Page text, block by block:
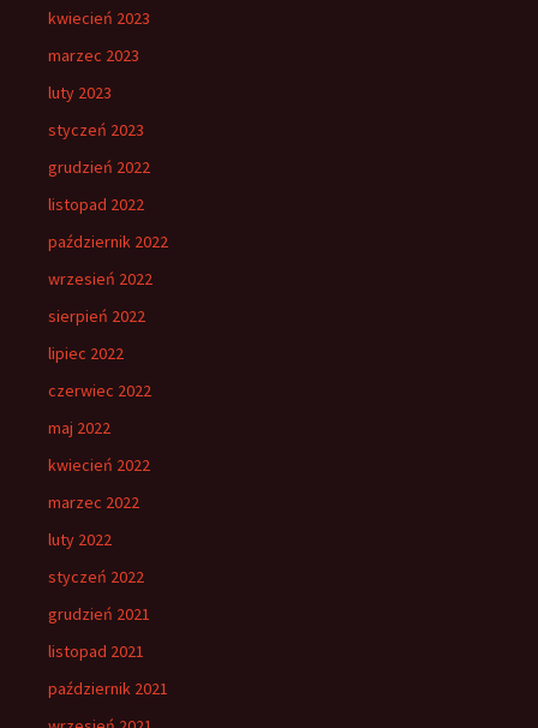
kwiecień 2023
marzec 2023
luty 2023
styczeń 2023
grudzień 2022
listopad 2022
październik 2022
wrzesień 2022
sierpień 2022
lipiec 2022
czerwiec 2022
maj 2022
kwiecień 2022
marzec 2022
luty 2022
styczeń 2022
grudzień 2021
listopad 2021
październik 2021